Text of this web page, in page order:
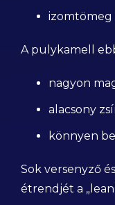
izomtömeg
A pulykamell
nagyon
alacsony
könnyen
Sok versenyző
étrendjét a